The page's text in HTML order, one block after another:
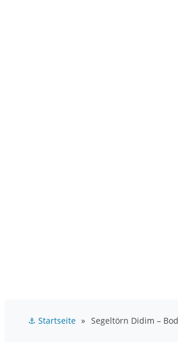
⚓ Startseite » Segeltörn Didim –